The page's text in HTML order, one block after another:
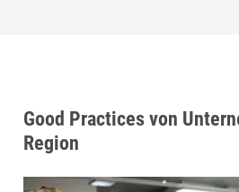
Good Practices von
Region